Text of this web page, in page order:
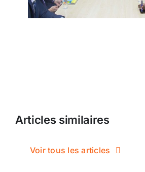
Articles similaires
Voir tous les articles